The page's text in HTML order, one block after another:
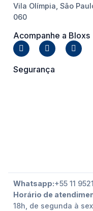
Vila Olímpia, São
060
Acompanhe a Bloxs
Segurança
Whatsapp:+55 11
Horário de
18h, de segunda à